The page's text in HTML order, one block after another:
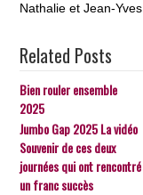
Nathalie et Jean-Yves.
Related Posts
Bien rouler ensemble
2025
Jumbo Gap 2025 La vidéo
Souvenir de ces deux
journées qui ont rencontré
un franc succès